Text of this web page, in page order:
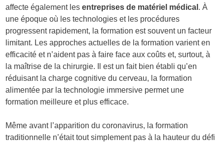
affecte également lesentreprises de matériel médical . À
une époque où les technologies et les procédures
progressent rapidement, la formation est souvent un facteur
limitant. Les approches actuelles de la formation varient en
efficacité et n’aident pas à faire face aux coûts et, surtout, à
la maîtrise de la chirurgie. Il est un fait bien établi qu’en
réduisant la charge cognitive du cerveau, la formation
alimentée par la technologie immersive permet une
formation meilleure et plus efficace.
Même avant l’apparition du coronavirus, la formation
traditionnelle n’était tout simplement pas à la hauteur du défi